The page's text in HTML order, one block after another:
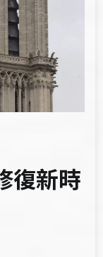
復新時